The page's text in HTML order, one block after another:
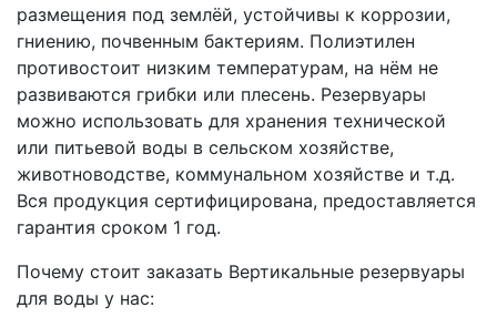
размещения под землёй, устойчивы к коррозии,
гниению, почвенным бактериям. Полиэтилен
противостоит низким температурам, на нём не
развиваются грибки или плесень. Резервуары
можно использовать для хранения технической
или питьевой воды в сельском хозяйстве,
животноводстве, коммунальном хозяйстве и т.д.
Вся продукция сертифицирована, предоставляется
гарантия сроком 1 год.
Почему стоит заказать Вертикальные резервуары
для воды у нас: